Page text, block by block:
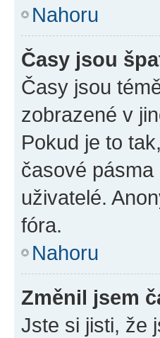
Nahoru
Časy jsou
Časy jsou
zobrazené v
Pokud je to
časové
uživatelé.
fóra.
Nahoru
Změnil jsem
Jste si jisti, že